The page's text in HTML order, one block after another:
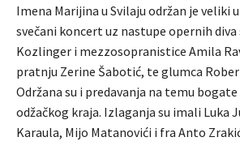
Imena Marijina u Svilaju održan je veliki
svečani koncert uz nastupe opernih
Kozlinger i mezzosopranistice Amila
pratnju Zerine Šabotić, te glumca
Održana su i predavanja na temu
odžačkog kraja. Izlaganja su imali Luka
Karaula, Mijo Matanovići i fra Anto